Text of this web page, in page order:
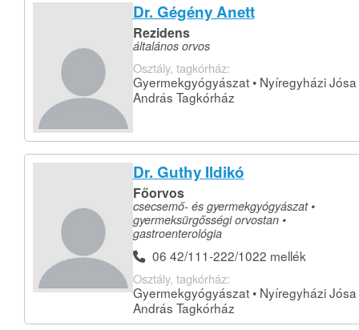
Dr. Gégény Anett
Rezidens
általános orvos
Osztály, tagkórház:
Gyermekgyógyászat • Nyíregyházi Jósa
András Tagkórház
Dr. Guthy Ildikó
Főorvos
csecsemő- és gyermekgyógyászat •
gyermeksürgősségi orvostan •
gastroenterológia
06 42/111-222/1022 mellék
Osztály, tagkórház:
Gyermekgyógyászat • Nyíregyházi Jósa
András Tagkórház